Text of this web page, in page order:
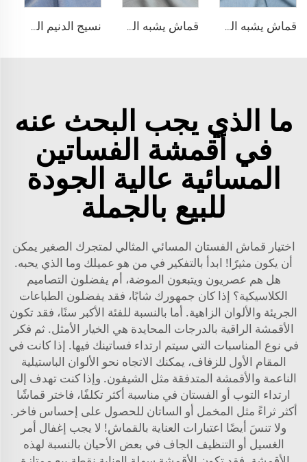
قماش يشبه الدنيم من مادة TR قماش يشبه الدنيم المطاطي من مادة TR نسيج الدنيم المشابه للبولي ليوسيل
ما الذي يجب البحث عنه
في أقمشة الفساتين
المسائية عالية الجودة
للبيع بالجملة
اختيار قماش الفستان المسائي المثالي لمتجرك الصغير يمكن
أن يكون مثيرًا! ابدأ بالتفكير في من هو عميلك وما الذي يحبه.
هل هم عصريون ويتبعون الموضة، أم يفضلون التصاميم
الكلاسيكية؟ إذا كان جمهورك شابًا، فقد يفضلون الطباعات
الجريئة والألوان الزاهية. أما بالنسبة للفئة الأكبر سنًا، فقد تكون
الأقمشة الراقية بالدرجات المحايدة هي الخيار الأمثل. ثم فكر
في نوع المناسبات التي سيتم ارتداء فساتينك فيها. إذا كانت في
المقام الأول للزفاف، يمكنك الاتجاه نحو الألوان الباستيلية
الناعمة والأقمشة المتدفقة مثل الشيفون. وإذا كنت تهدف إلى
ارتداء التوب أو الفستان في مناسبة أكثر تكلفًا، فاختر قماشًا
أكثر ثراءً مثل المخمل أو الساتان للحصول على إحساس فاخر.
ولا تنسَ أيضًا اعتبارات العناية بالقماش! لا يجب إغفال أمر
الغسيل أو التنظيف الجاف في بعض الأحيان بالنسبة لهذه